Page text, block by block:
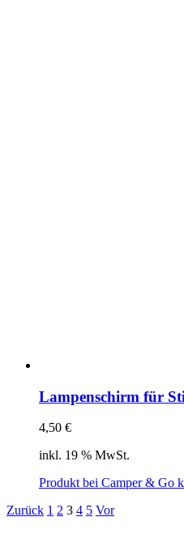
Lampenschirm für
4,50 €
inkl. 19 % MwSt.
Produkt bei Camper & Go
Zurück 1 2 3 4 5 Vor